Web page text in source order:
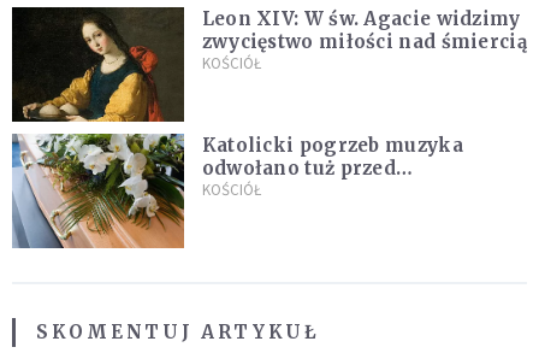
Leon XIV: W św. Agacie widzimy
zwycięstwo miłości nad śmiercią
KOŚCIÓŁ
Katolicki pogrzeb muzyka
odwołano tuż przed
uroczystością. Powodem była
KOŚCIÓŁ
SKOMENTUJ ARTYKUŁ